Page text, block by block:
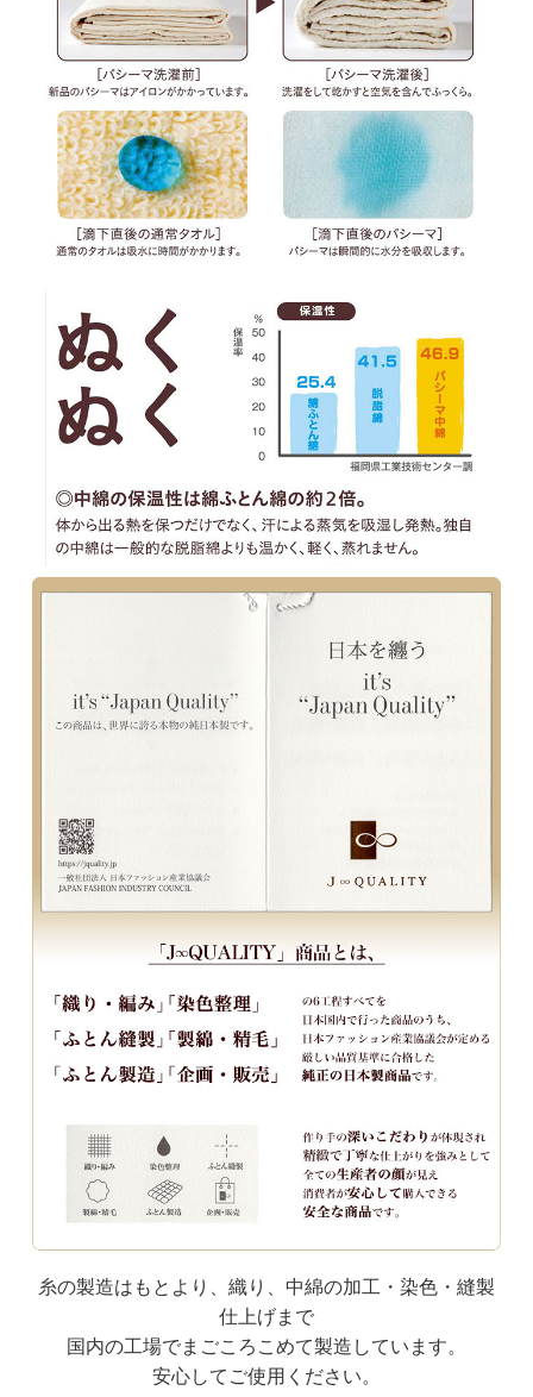
糸の製造はもとより、織り、中綿の加工・染色・縫製
仕上げまで
国内の工場でまごころこめて製造しています。
安心してご使用ください。